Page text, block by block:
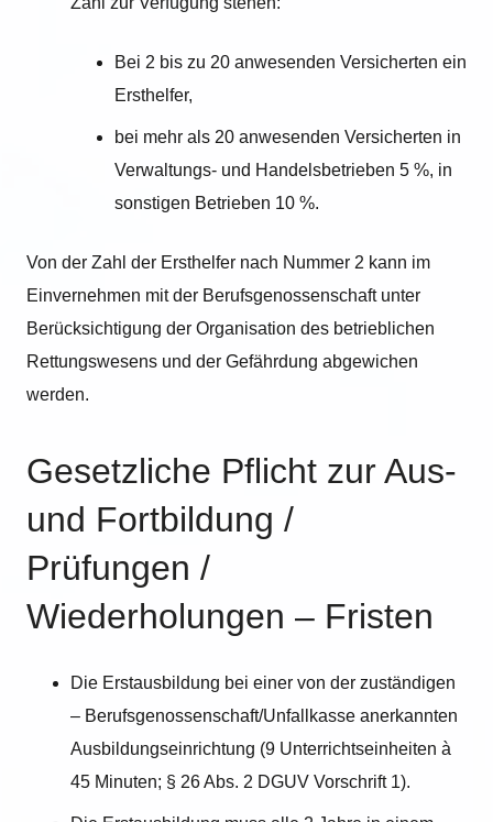
Bei 2 bis zu 20 anwesenden Versicherten ein
Ersthelfer,
bei mehr als 20 anwesenden Versicherten in
Verwaltungs- und Handelsbetrieben 5 %, in
sonstigen Betrieben 10 %.
Von der Zahl der Ersthelfer nach Nummer 2 kann im
Einvernehmen mit der Berufsgenossenschaft unter
Berücksichtigung der Organisation des betrieblichen
Rettungswesens und der Gefährdung abgewichen
werden.
Gesetzliche Pflicht zur Aus-
und Fortbildung /
Prüfungen /
Wiederholungen – Fristen
Die Erstausbildung bei einer von der zuständigen
– Berufsgenossenschaft/Unfallkasse anerkannten
Ausbildungseinrichtung (9 Unterrichtseinheiten à
45 Minuten; § 26 Abs. 2 DGUV Vorschrift 1).